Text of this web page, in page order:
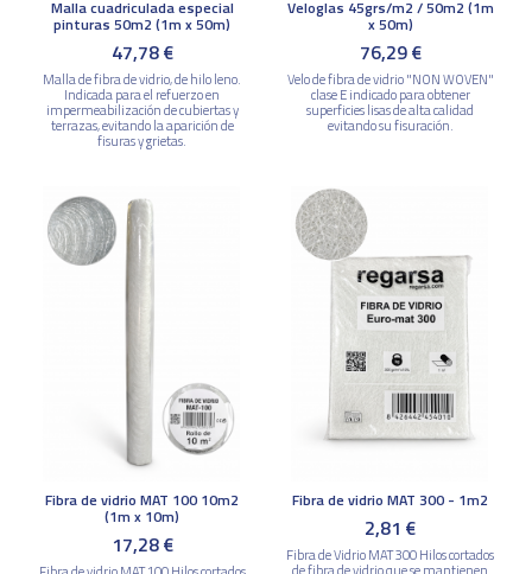
Malla cuadriculada especial
pinturas 50m2 (1m x 50m)
47,78 €
Malla de fibra de vidrio, de hilo leno.
Indicada para el refuerzo en
impermeabilización de cubiertas y
terrazas, evitando la aparición de
fisuras y grietas.
Veloglas 45grs/m2 / 50m2 (1m
x 50m)
76,29 €
Velo de fibra de vidrio "NON WOVEN"
clase E indicado para obtener
superficies lisas de alta calidad
evitando su fisuración.
Fibra de vidrio MAT 100 10m2
(1m x 10m)
17,28 €
Fibra de vidrio MAT 300 - 1m2
2,81 €
Fibra de Vidrio MAT 300 Hilos cortados